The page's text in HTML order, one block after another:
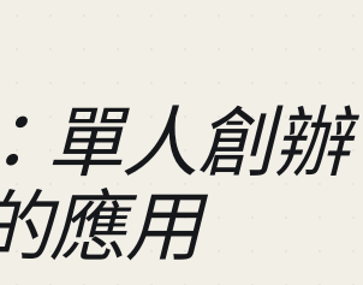
單人創辦
應用